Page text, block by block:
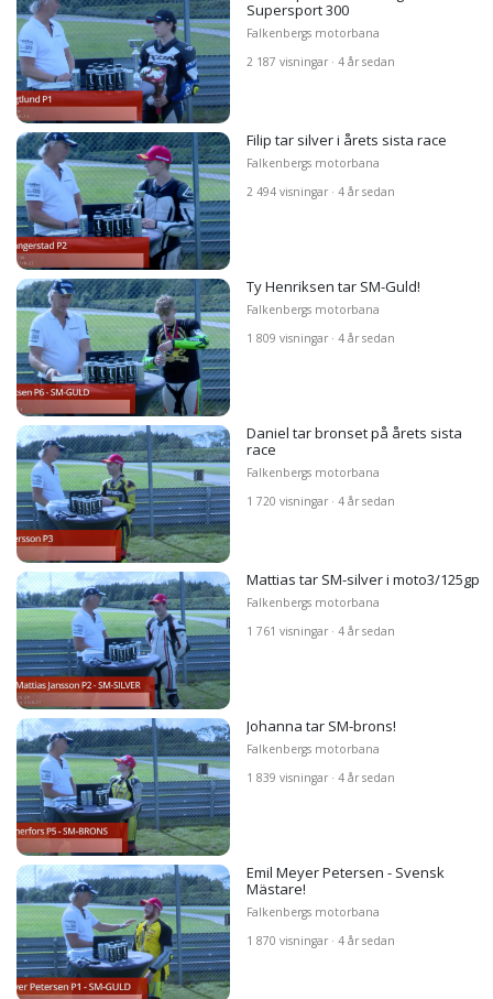
Supersport 300
Falkenbergs motorbana
2 187 visningar · 4 år sedan
Filip tar silver i årets sista race
Falkenbergs motorbana
2 494 visningar · 4 år sedan
Ty Henriksen tar SM-Guld!
Falkenbergs motorbana
1 809 visningar · 4 år sedan
Daniel tar bronset på årets sista
race
Falkenbergs motorbana
1 720 visningar · 4 år sedan
Mattias tar SM-silver i moto3/125gp
Falkenbergs motorbana
1 761 visningar · 4 år sedan
Johanna tar SM-brons!
Falkenbergs motorbana
1 839 visningar · 4 år sedan
Emil Meyer Petersen - Svensk
Mästare!
Falkenbergs motorbana
1 870 visningar · 4 år sedan